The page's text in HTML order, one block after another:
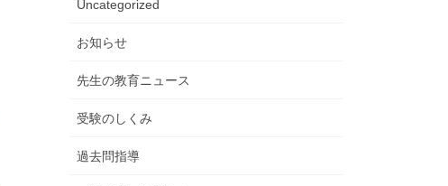
Uncategorized
お知らせ
先生の教育ニュース
受験のしくみ
過去問指導